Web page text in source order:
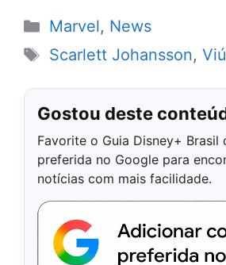
Categorias
Marvel, News
Tags
Scarlett Johansson,
Gostou deste
Favorite o Guia Disney+ Brasil
preferida no Google para
notícias com mais facilidade.